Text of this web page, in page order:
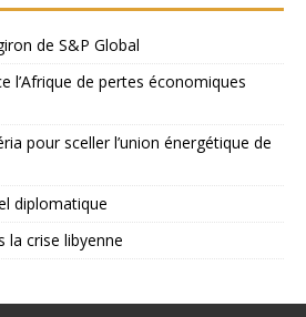
de S&P Global
l’Afrique de pertes économiques
pour sceller l’union énergétique de
diplomatique
la crise libyenne